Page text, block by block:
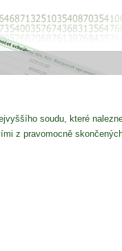
soudu, které
z pravomocně